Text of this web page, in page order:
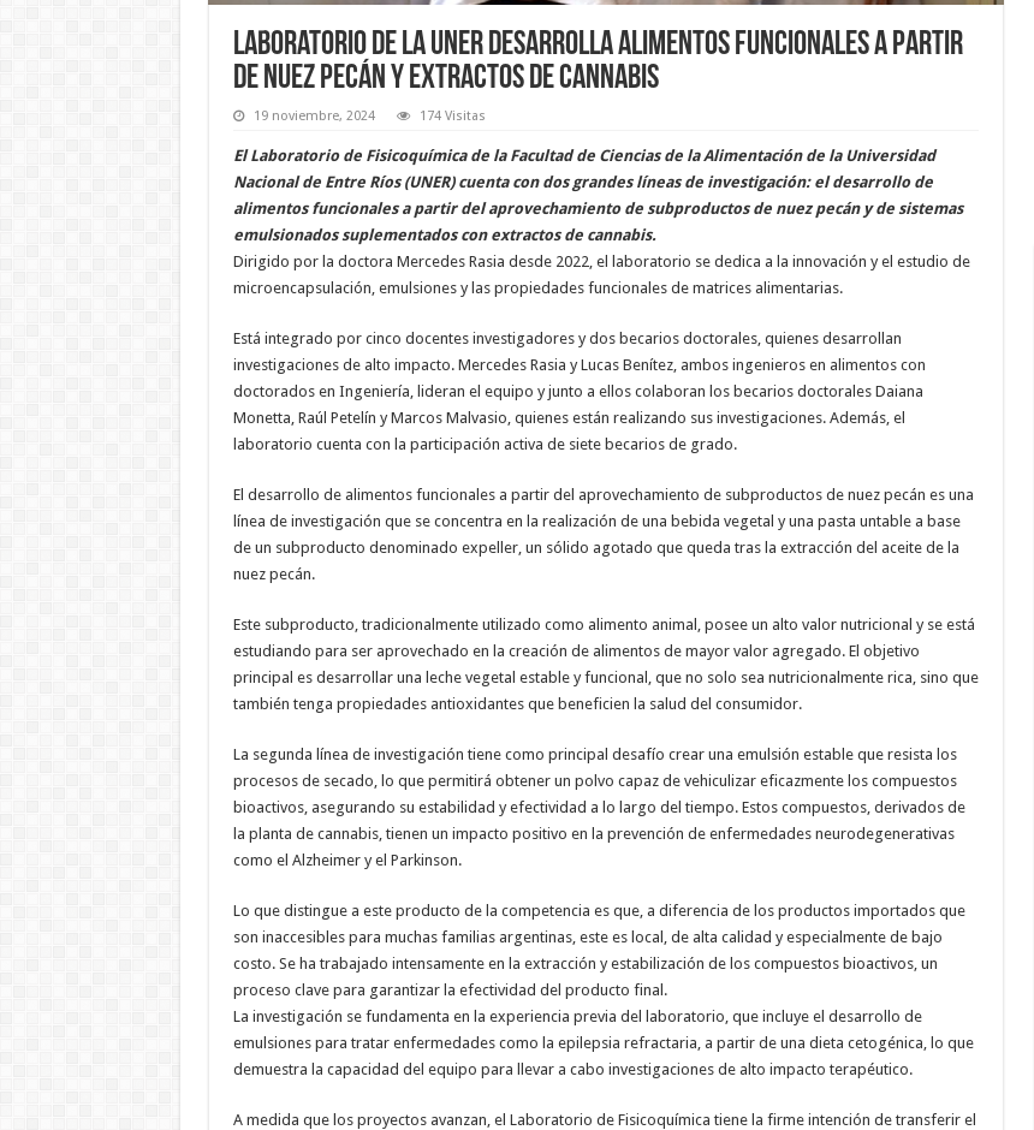
Laboratorio de la UNER desarrolla alimentos funcionales a partir
de nuez pecán y extractos de cannabis
19 noviembre, 2024 174 Visitas
El Laboratorio de Fisicoquímica de la Facultad de Ciencias de la Alimentación de la Universidad
Nacional de Entre Ríos (UNER) cuenta con dos grandes líneas de investigación: el desarrollo de
alimentos funcionales a partir del aprovechamiento de subproductos de nuez pecán y de sistemas
emulsionados suplementados con extractos de cannabis.
Dirigido por la doctora Mercedes Rasia desde 2022, el laboratorio se dedica a la innovación y el estudio de
microencapsulación, emulsiones y las propiedades funcionales de matrices alimentarias.
Está integrado por cinco docentes investigadores y dos becarios doctorales, quienes desarrollan
investigaciones de alto impacto. Mercedes Rasia y Lucas Benítez, ambos ingenieros en alimentos con
doctorados en Ingeniería, lideran el equipo y junto a ellos colaboran los becarios doctorales Daiana
Monetta, Raúl Petelín y Marcos Malvasio, quienes están realizando sus investigaciones. Además, el
laboratorio cuenta con la participación activa de siete becarios de grado.
El desarrollo de alimentos funcionales a partir del aprovechamiento de subproductos de nuez pecán es una
línea de investigación que se concentra en la realización de una bebida vegetal y una pasta untable a base
de un subproducto denominado expeller, un sólido agotado que queda tras la extracción del aceite de la
nuez pecán.
Este subproducto, tradicionalmente utilizado como alimento animal, posee un alto valor nutricional y se está
estudiando para ser aprovechado en la creación de alimentos de mayor valor agregado. El objetivo
principal es desarrollar una leche vegetal estable y funcional, que no solo sea nutricionalmente rica, sino que
también tenga propiedades antioxidantes que beneficien la salud del consumidor.
La segunda línea de investigación tiene como principal desafío crear una emulsión estable que resista los
procesos de secado, lo que permitirá obtener un polvo capaz de vehiculizar eficazmente los compuestos
bioactivos, asegurando su estabilidad y efectividad a lo largo del tiempo. Estos compuestos, derivados de
la planta de cannabis, tienen un impacto positivo en la prevención de enfermedades neurodegenerativas
como el Alzheimer y el Parkinson.
Lo que distingue a este producto de la competencia es que, a diferencia de los productos importados que
son inaccesibles para muchas familias argentinas, este es local, de alta calidad y especialmente de bajo
costo. Se ha trabajado intensamente en la extracción y estabilización de los compuestos bioactivos, un
proceso clave para garantizar la efectividad del producto final.
La investigación se fundamenta en la experiencia previa del laboratorio, que incluye el desarrollo de
emulsiones para tratar enfermedades como la epilepsia refractaria, a partir de una dieta cetogénica, lo que
demuestra la capacidad del equipo para llevar a cabo investigaciones de alto impacto terapéutico.
A medida que los proyectos avanzan, el Laboratorio de Fisicoquímica tiene la firme intención de transferir el